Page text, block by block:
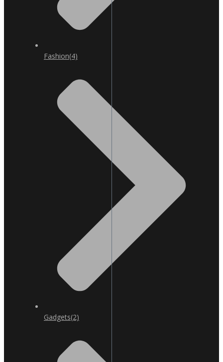
Fashion(4)
Gadgets(2)